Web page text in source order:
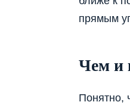
прямым
Чем и
Понятно,